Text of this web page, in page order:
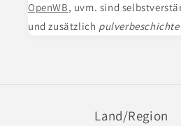
OpenWB, uvm. sind
und zusätzlich
Land/Region